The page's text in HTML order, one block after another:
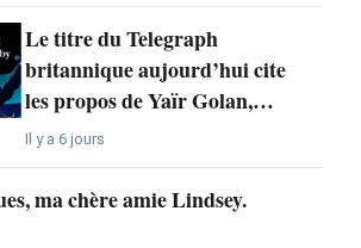
Le titre du Telegraph
britannique aujourd’hui cite
les propos de Yaïr Golan,…
Il y a 6 jours
ma chère amie Lindsey.